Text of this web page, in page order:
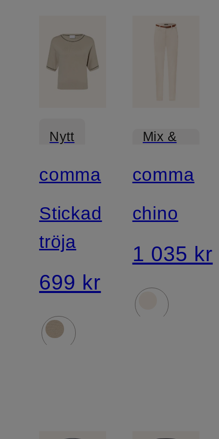
Nytt
comma
Stickad
tröja
699 kr
Mix &
comma
chino
1 035 kr